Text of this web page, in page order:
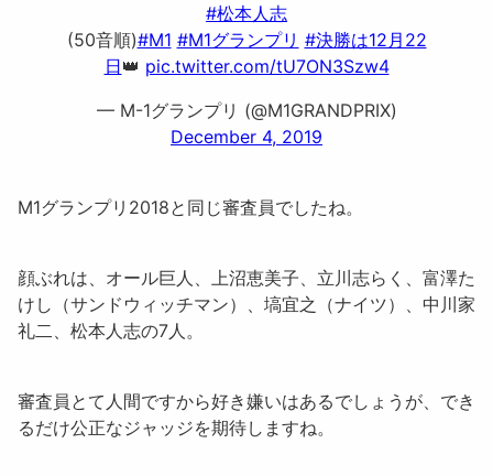
#松本人志
(50音順)#M1 #M1グランプリ #決勝は12月22
日👑 pic.twitter.com/tU7ON3Szw4
— M-1グランプリ (@M1GRANDPRIX)
December 4, 2019
M1グランプリ2018と同じ審査員でしたね。
顔ぶれは、 オール巨人、上沼恵美子、立川志らく、富澤た
けし（サンドウィッチマン）、塙宜之（ナイツ）、中川家
礼二、松本人志の7人。
審査員とて人間ですから好き嫌いはあるでしょうが、でき
るだけ公正なジャッジを期待しますね。